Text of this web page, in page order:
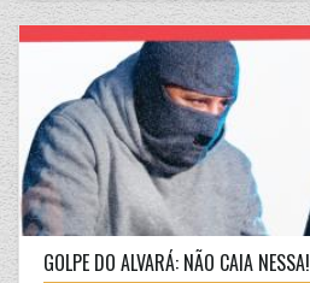
GOLPE DO ALVARÁ: NÃO CAIA NESSA!